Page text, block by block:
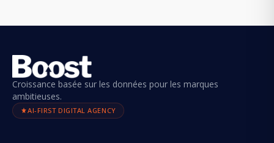
Croissance basée sur les données pour les marques
ambitieuses.
AI-FIRST DIGITAL AGENCY